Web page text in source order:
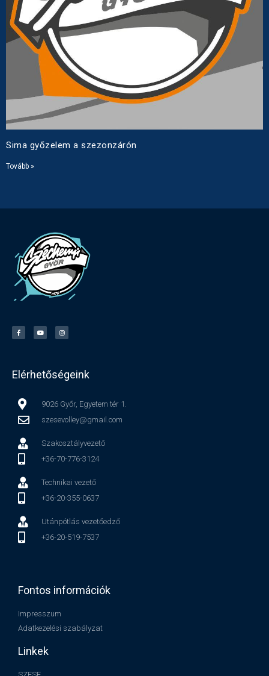
Sima győzelem a szezonzárón
Tovább »
Elérhetőségeink
9026 Győr, Egyetem tér 1.
szesevolley@gmail.com
Szakosztályvezető
+36-70-776-3124
Technikai vezető
+36-20-355-0637
Utánpótlás vezetőedző
+36-20-519-7537
Fontos információk
Impresszum
Adatkezelési szabályzat
Linkek